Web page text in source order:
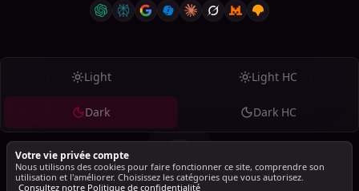
Light Light HC
Dark Dark HC
Votre vie privée compte
Nous utilisons des cookies pour faire fonctionner ce site, comprendre son
utilisation et l'améliorer. Choisissez les catégories que vous autorisez.
Consultez notre Politique de confidentialité